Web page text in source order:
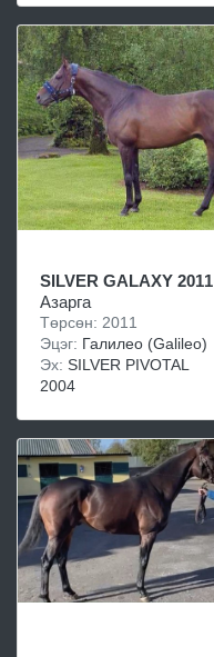
SILVER GALAXY 2011
Азарга
Төрсөн: 2011
Эцэг: Галилео (Galileo)
Эх: SILVER PIVOTAL
2004